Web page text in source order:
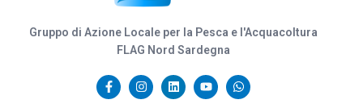
Gruppo di Azione Locale per la Pesca e l'Acquacoltura
FLAG Nord Sardegna